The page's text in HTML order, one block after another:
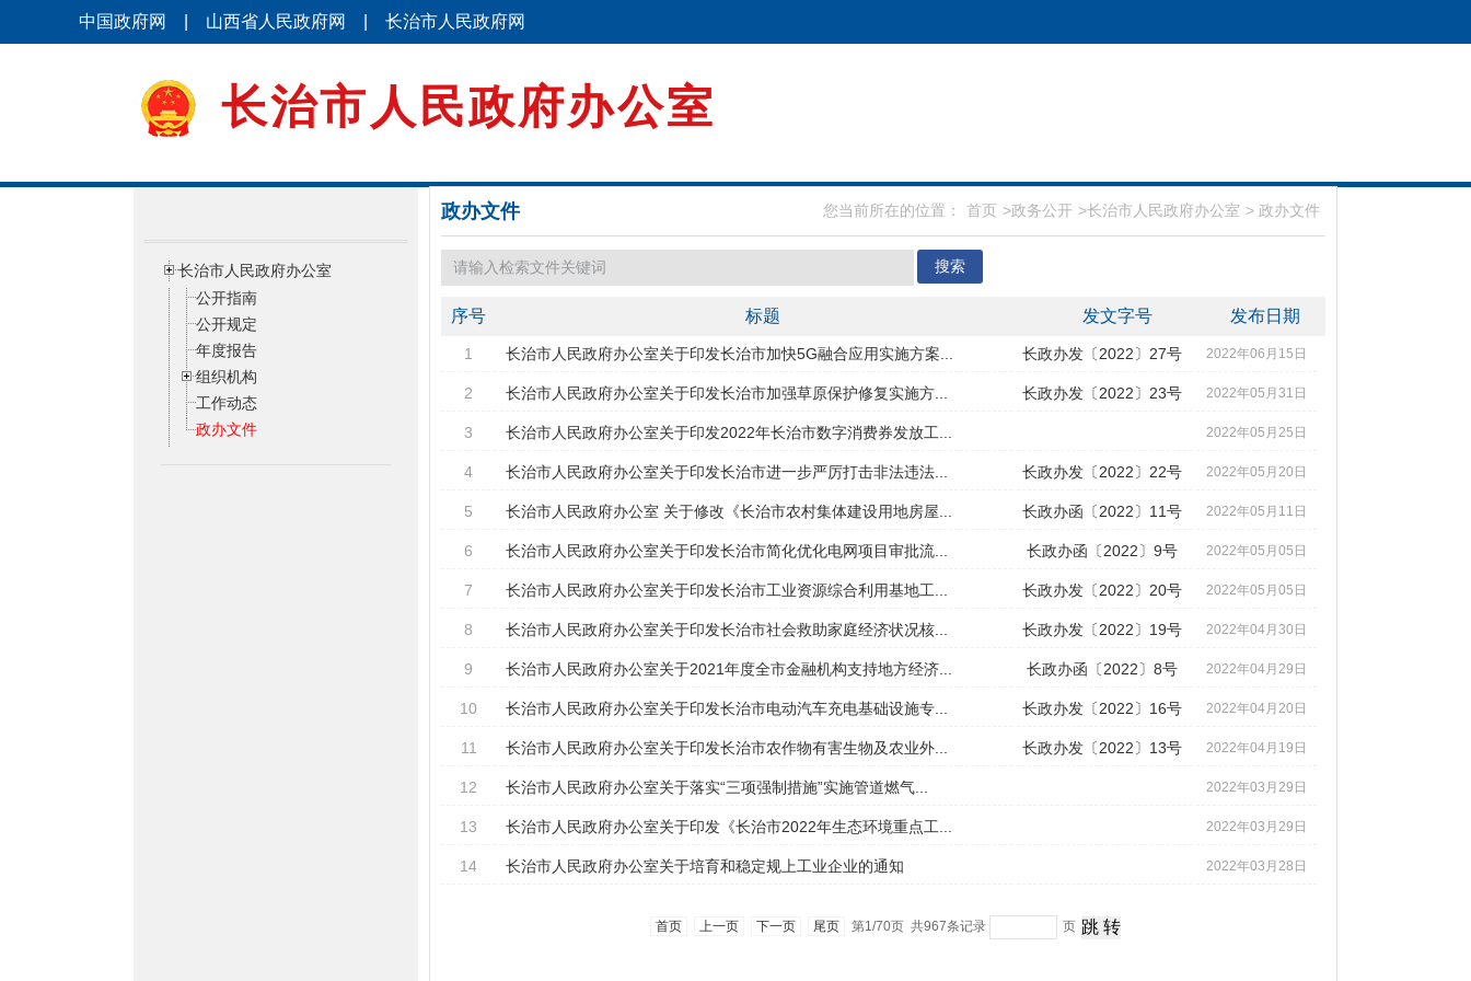
中国政府网 山西省人民政府网 长治市人民政府网
长治市人民政府办公室
长治市人民政府办公室
公开指南
公开规定
年度报告
组织机构
工作动态
政办文件
政办文件 您当前所在的位置： 首页 >政务公开 >长治市人民政府办公室 > 政办文件
序号 标题 发文字号 发布日期
1 长治市人民政府办公室关于印发长治市加快5G融合应用实施方案... 长政办发〔2022〕27号 2022年06月15日
2 长治市人民政府办公室关于印发长治市加强草原保护修复实施方... 长政办发〔2022〕23号 2022年05月31日
3 长治市人民政府办公室关于印发2022年长治市数字消费券发放工... 2022年05月25日
4 长治市人民政府办公室关于印发长治市进一步严厉打击非法违法... 长政办发〔2022〕22号 2022年05月20日
5 长治市人民政府办公室 关于修改《长治市农村集体建设用地房屋... 长政办函〔2022〕11号 2022年05月11日
6 长治市人民政府办公室关于印发长治市简化优化电网项目审批流... 长政办函〔2022〕9号 2022年05月05日
7 长治市人民政府办公室关于印发长治市工业资源综合利用基地工... 长政办发〔2022〕20号 2022年05月05日
8 长治市人民政府办公室关于印发长治市社会救助家庭经济状况核... 长政办发〔2022〕19号 2022年04月30日
9 长治市人民政府办公室关于2021年度全市金融机构支持地方经济... 长政办函〔2022〕8号 2022年04月29日
10 长治市人民政府办公室关于印发长治市电动汽车充电基础设施专... 长政办发〔2022〕16号 2022年04月20日
11 长治市人民政府办公室关于印发长治市农作物有害生物及农业外... 长政办发〔2022〕13号 2022年04月19日
12 长治市人民政府办公室关于落实“三项强制措施”实施管道燃气... 2022年03月29日
13 长治市人民政府办公室关于印发《长治市2022年生态环境重点工... 2022年03月29日
14 长治市人民政府办公室关于培育和稳定规上工业企业的通知 2022年03月28日
首页 上一页 下一页 尾页 第1/70页 共967条记录 页